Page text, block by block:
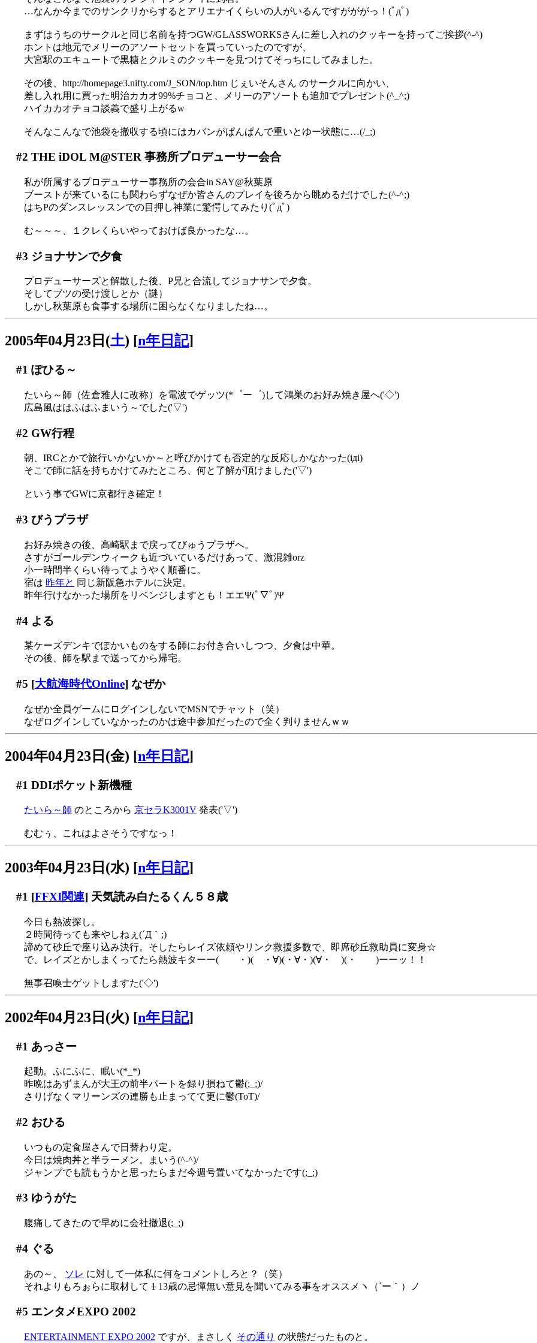
…なんか今までのサンクリからするとアリエナイくらいの人がいるんですがががっ！(ﾟдﾟ)
まずはうちのサークルと同じ名前を持つGW/GLASSWORKSさんに差し入れのクッキーを持ってご挨拶(^-^)
ホントは地元でメリーのアソートセットを買っていったのですが、
大宮駅のエキュートで黒糖とクルミのクッキーを見つけてそっちにしてみました。
その後、http://homepage3.nifty.com/J_SON/top.htm じぇいそんさん のサークルに向かい、
差し入れ用に買った明治カカオ99%チョコと、メリーのアソートも追加でプレゼント(^_^;)
ハイカカオチョコ談義で盛り上がるw
そんなこんなで池袋を撤収する頃にはカバンがぱんぱんで重いとゆー状態に…(/_;)
#2 THE iDOL M@STER 事務所プロデューサー会合
私が所属するプロデューサー事務所の会合in SAY@秋葉原
ブーストが来ているにも関わらずなぜか皆さんのプレイを後ろから眺めるだけでした(^-^;)
はちPのダンスレッスンでの目押し神業に驚愕してみたり(ﾟдﾟ)
む～～～、１クレくらいやっておけば良かったな…。
#3 ジョナサンで夕食
プロデューサーズと解散した後、P兄と合流してジョナサンで夕食。
そしてブツの受け渡しとか（謎）
しかし秋葉原も食事する場所に困らなくなりましたね…。
2005年04月23日(土) [n年日記]
#1 ぽひる～
たいら～師（佐倉雅人に改称）を電波でゲッツ(*゜ー゜)して鴻巣のお好み焼き屋へ('◇')ゞ
広島風ははふはふまいう～でした('▽')
#2 GW行程
朝、IRCとかで旅行いかないか～と呼びかけても否定的な反応しかなかった(iдi)
そこで師に話を持ちかけてみたところ、何と了解が頂けました('▽')
という事でGWに京都行き確定！
#3 びうプラザ
お好み焼きの後、高崎駅まで戻ってびゅうプラザへ。
さすがゴールデンウィークも近づいているだけあって、激混雑orz
小一時間半くらい待ってようやく順番に。
宿は 昨年と 同じ新阪急ホテルに決定。
昨年行けなかった場所をリベンジしますとも！エエΨ(ﾟ▽ﾟ)Ψ
#4よる
某ケーズデンキでぽかいものをする師にお付き合いしつつ、夕食は中華。
その後、師を駅まで送ってから帰宅。
#5 [大航海時代Online] なぜか
なぜか全員ゲームにログインしないでMSNでチャット（笑）
なぜログインしていなかったのかは途中参加だったので全く判りませんｗｗ
2004年04月23日(金) [n年日記]
#1 DDIポケット新機種
たいら～師 のところから 京セラK3001V 発表('▽')
むむぅ、これはよさそうですなっ！
2003年04月23日(水) [n年日記]
#1 [FFXI関連] 天気読み白たるくん５８歳
今日も熱波探し。
２時間待っても来やしねぇ(´Д｀;)
諦めて砂丘で座り込み決行。そしたらレイズ依頼やリンク救援多数で、即席砂丘救助員に変身☆
で、レイズとかしまくってたら熱波キターー( ・)( ・∀)(・∀・)(∀・ )(・ )ーーッ！！
無事召喚士ゲットしますた('◇')ゞ
2002年04月23日(火) [n年日記]
#1 あっさー
起動。ふにふに、眠い(*_*)
昨晩はあずまんが大王の前半パートを録り損ねて鬱(;_;)/
さりげなくマリーンズの連勝も止まってて更に鬱(ToT)/
#2 おひる
いつもの定食屋さんで日替わり定。
今日は焼肉丼と半ラーメン。まいう(^-^)/
ジャンプでも読もうかと思ったらまだ今週号置いてなかったです(;_;)
#3 ゆうがた
腹痛してきたので早めに会社撤退(;_;)
#4ぐる
あの～、 ソレ に対して一体私に何をコメントしろと？（笑）
それよりもろぉらに取材して 1 13歳の忌憚無い意見を聞いてみる事をオススメヽ（´ー｀）ノ
#5 エンタメEXPO 2002
ENTERTAINMENT EXPO 2002 ですが、まさしく その通り の状態だったものと。